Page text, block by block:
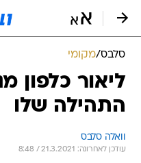
סלבס/מקומי
התהילה שלו
וואלה סלבס
עודכן לאחרונה: 21.3.2021 / 8:48